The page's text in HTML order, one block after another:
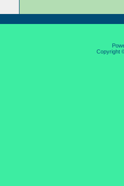
Copyright